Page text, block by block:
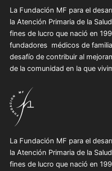
La Fundación MF para el
la Atención Primaria de la
fines de lucro que nació en
fundadores médicos de
desafío de contribuir al
de la comunidad en la que
La Fundación MF para el
la Atención Primaria de la
fines de lucro que nació en